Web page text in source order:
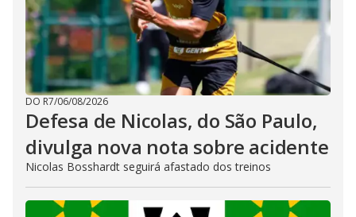
DO R7/06/08/2026
Defesa de Nicolas, do São Paulo,
divulga nova nota sobre acidente
Nicolas Bosshardt seguirá afastado dos treinos